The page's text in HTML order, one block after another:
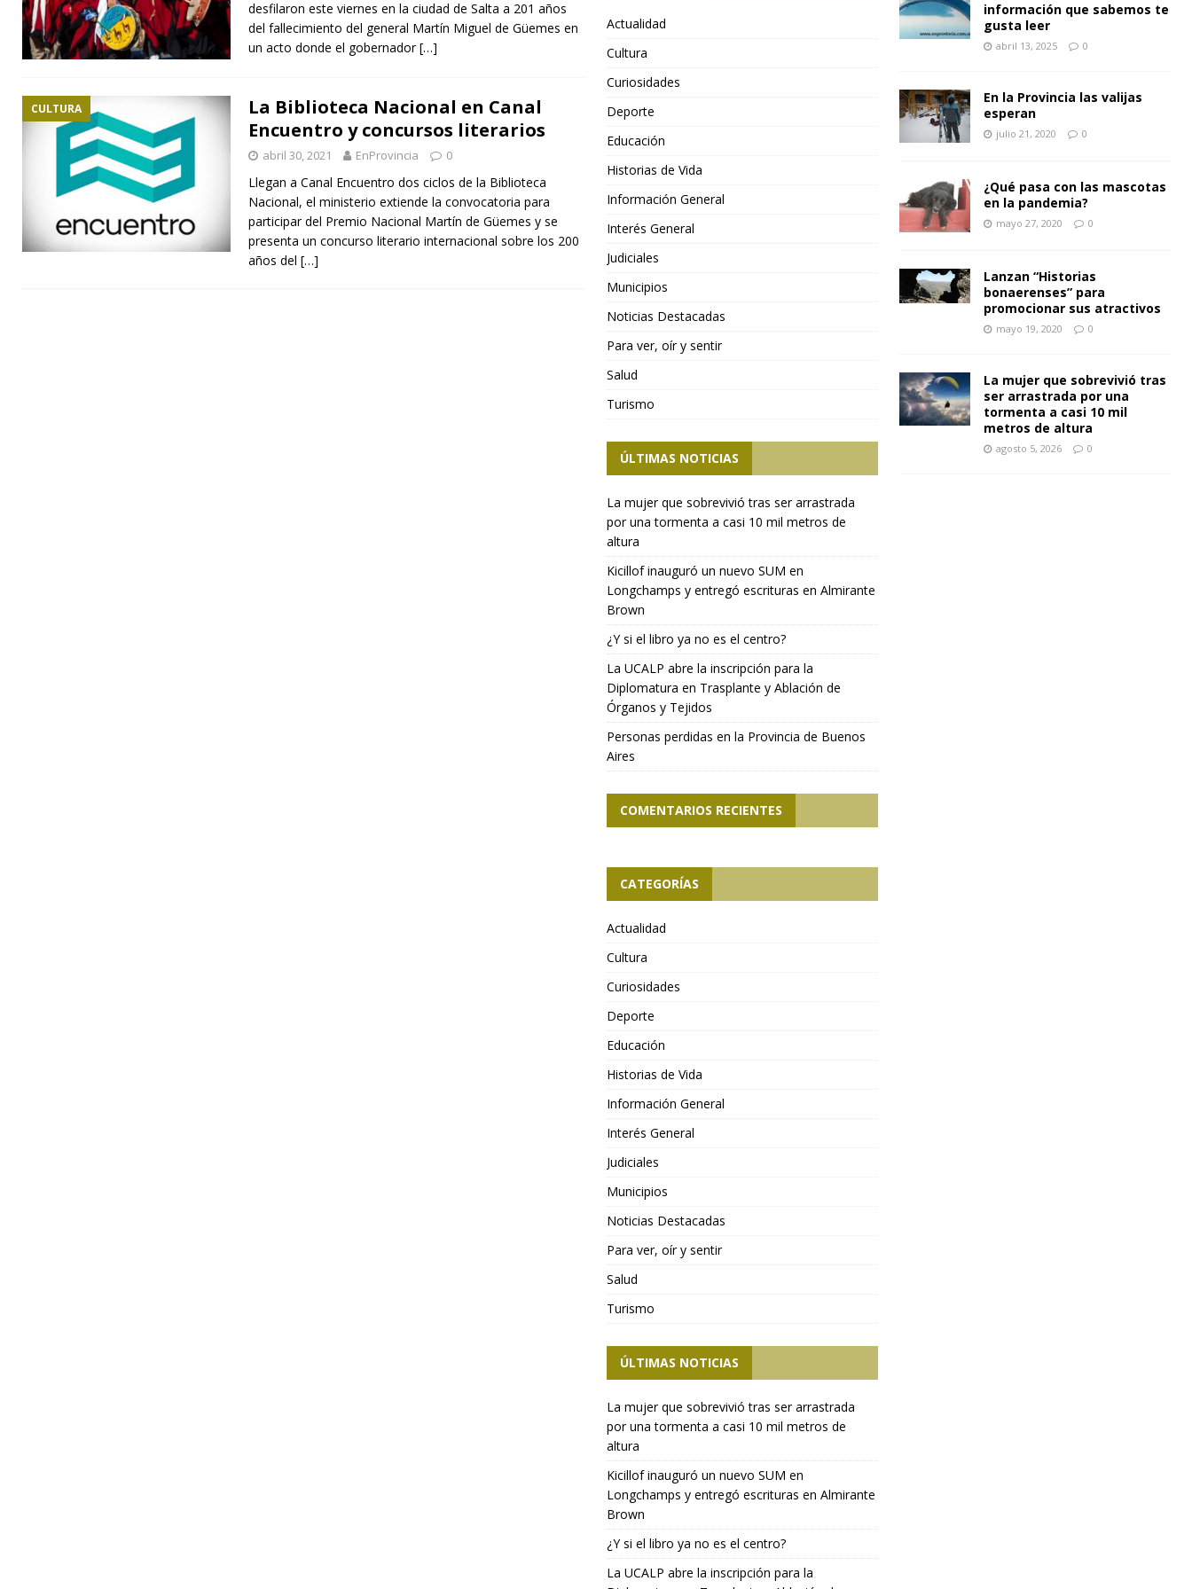
desfilaron este viernes en la ciudad de Salta a 201 años
del fallecimiento del general Martín Miguel de Güemes en
un acto donde el gobernador[…]
CULTURA
La Biblioteca Nacional en Canal
Encuentro y concursos literarios
abril 30, 2021 EnProvincia 0
Llegan a Canal Encuentro dos ciclos de la Biblioteca
Nacional, el ministerio extiende la convocatoria para
participar del Premio Nacional Martín de Güemes y se
presenta un concurso literario internacional sobre los 200
años del […]
Actualidad
Cultura
Curiosidades
Deporte
Educación
Historias de Vida
Información General
Interés General
Judiciales
Municipios
Noticias Destacadas
Para ver, oír y sentir
Salud
Turismo
ÚLTIMAS NOTICIAS
La mujer que sobrevivió tras ser arrastrada
por una tormenta a casi 10 mil metros de
altura
Kicillof inauguró un nuevo SUM en
Longchamps y entregó escrituras en Almirante
Brown
¿Y si el libro ya no es el centro?
La UCALP abre la inscripción para la
Diplomatura en Trasplante y Ablación de
Órganos y Tejidos
Personas perdidas en la Provincia de Buenos
Aires
COMENTARIOS RECIENTES
CATEGORÍAS
Actualidad
Cultura
Curiosidades
Deporte
Educación
Historias de Vida
Información General
Interés General
Judiciales
Municipios
Noticias Destacadas
Para ver, oír y sentir
Salud
Turismo
ÚLTIMAS NOTICIAS
La mujer que sobrevivió tras ser arrastrada
por una tormenta a casi 10 mil metros de
altura
Kicillof inauguró un nuevo SUM en
Longchamps y entregó escrituras en Almirante
Brown
¿Y si el libro ya no es el centro?
La UCALP abre la inscripción para la
información que sabemos te
gusta leer
abril 13, 2025 0
En la Provincia las valijas
esperan
julio 21, 2020 0
¿Qué pasa con las mascotas
en la pandemia?
mayo 27, 2020 0
Lanzan “Historias
bonaerenses” para
promocionar sus atractivos
mayo 19, 2020 0
La mujer que sobrevivió tras
ser arrastrada por una
tormenta a casi 10 mil
metros de altura
agosto 5, 2026 0